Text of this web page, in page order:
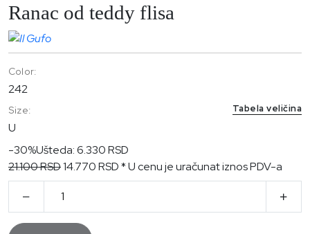
Ranac od teddy flisa
Size: Tabela veličina
U
Color:
242
-30%Ušteda: 6.330 RSD
21.100 RSD14.770 RSD* U cenu je uračunat iznos PDV-a